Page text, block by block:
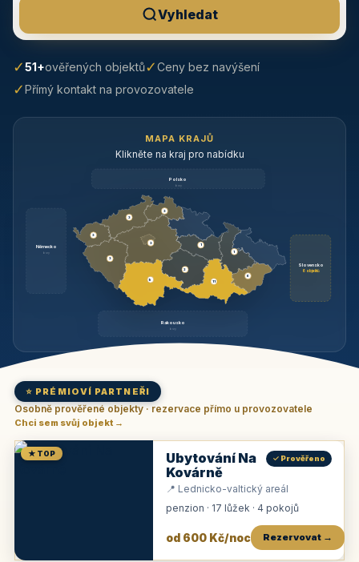
Vyhledat
✓51+ověřených objektů✓Ceny bez navýšení
✓Přímý kontakt na provozovatele
MAPA KRAJŮ
Klikněte na kraj pro nabídku
Polsko
brzy
Německo
brzy
Slovensko
6 objektů
Rakousko
brzy
3
9
3
3
3
3
1
2
11
1
6
⭐ PRÉMIOVÍ PARTNEŘI
Osobně prověřené objekty · rezervace přímo u provozovatele
Chci sem svůj objekt →
★ TOP
Ubytování Na
Kovárně
✓ Prověřeno
📍 Lednicko-valtický areál
penzion · 17 lůžek · 4 pokojů
od 600 Kč/noc Rezervovat →